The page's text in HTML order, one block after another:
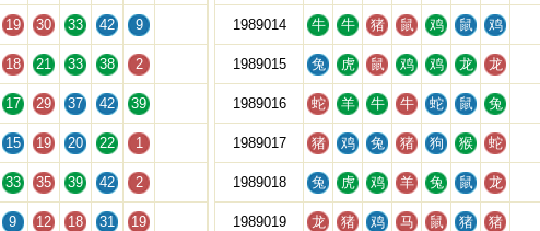
19 30 33 42 9
18 21 33 38 2
17 29 37 42 39
15 19 20 22 1
33 35 39 42 2
9 12 18 31 19
1989014 牛 牛 猪 鼠 鸡 鼠 鸡
1989015 兔 虎 鼠 鸡 鸡 龙 龙
1989016 蛇 羊 牛 牛 蛇 鼠 兔
1989017 猪 鸡 兔 猪 狗 猴 蛇
1989018 兔 虎 鸡 羊 兔 鼠 龙
1989019 龙 猪 鸡 马 鼠 猪 猪